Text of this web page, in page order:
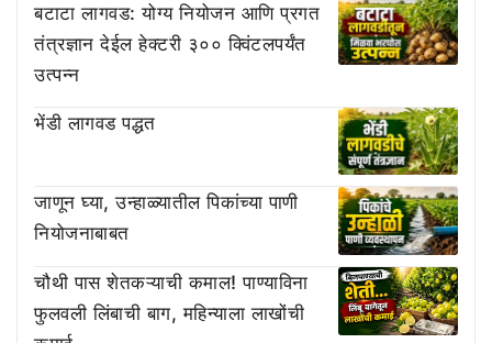
बटाटा लागवड: योग्य नियोजन आणि प्रगत
तंत्रज्ञान देईल हेक्टरी ३०० क्विंटलपर्यंत
उत्पन्न
भेंडी लागवड पद्धत
जाणून घ्या, उन्हाळ्यातील पिकांच्या पाणी
नियोजनाबाबत
चौथी पास शेतकऱ्याची कमाल! पाण्याविना
फुलवली लिंबाची बाग, महिन्याला लाखोंची